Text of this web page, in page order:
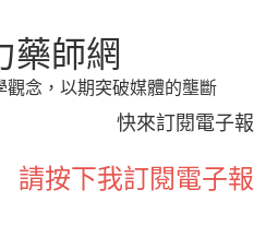
藥師網
觀念，以期突破媒體的壟斷
快來訂閱電子報
請按下我訂閱電子報